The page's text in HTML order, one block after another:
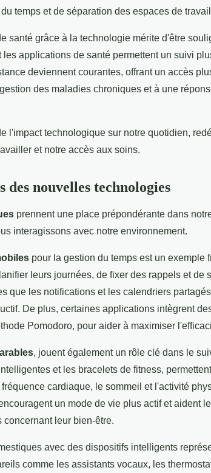
temps et de séparation des espaces de
santé grâce à la technologie mérite d'être
applications de santé permettent un suivi
deviennent courantes, offrant un accès
des maladies chroniques et à une
l'impact technologique sur notre quotidien,
et notre accès aux soins.
nouvelles technologies
prennent une place prépondérante dans
interagissons avec notre environnement.
pour la gestion du temps est un exemple
leurs journées, de fixer des rappels et de
que les notifications et les calendriers
De plus, certaines applications intègrent
Pomodoro, pour aider à maximiser
, jouent également un rôle clé dans le
et les bracelets de fitness,
cardiaque, le sommeil et l'activité
un mode de vie plus actif et aident
leur bien-être.
avec des dispositifs intelligents
comme les assistants vocaux, les